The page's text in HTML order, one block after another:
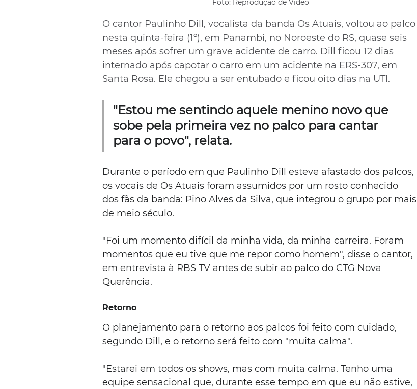
Foto: Reprodução de Vídeo
O cantor Paulinho Dill, vocalista da banda Os Atuais, voltou ao palco
nesta quinta-feira (1º), em Panambi, no Noroeste do RS, quase seis
meses após sofrer um grave acidente de carro. Dill ficou 12 dias
internado após capotar o carro em um acidente na ERS-307, em
Santa Rosa. Ele chegou a ser entubado e ficou oito dias na UTI.
"Estou me sentindo aquele menino novo que
sobe pela primeira vez no palco para cantar
para o povo", relata.
Durante o período em que Paulinho Dill esteve afastado dos palcos,
os vocais de Os Atuais foram assumidos por um rosto conhecido
dos fãs da banda: Pino Alves da Silva, que integrou o grupo por mais
de meio século.
"Foi um momento difícil da minha vida, da minha carreira. Foram
momentos que eu tive que me repor como homem", disse o cantor,
em entrevista à RBS TV antes de subir ao palco do CTG Nova
Querência.
Retorno
O planejamento para o retorno aos palcos foi feito com cuidado,
segundo Dill, e o retorno será feito com "muita calma".
"Estarei em todos os shows, mas com muita calma. Tenho uma
equipe sensacional que, durante esse tempo em que eu não estive,